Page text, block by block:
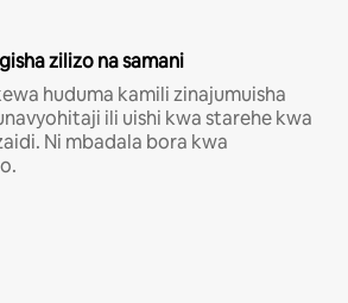
zilizo na samani
huduma kamili zinajumuisha
ili uishi kwa starehe kwa
Ni mbadala bora kwa